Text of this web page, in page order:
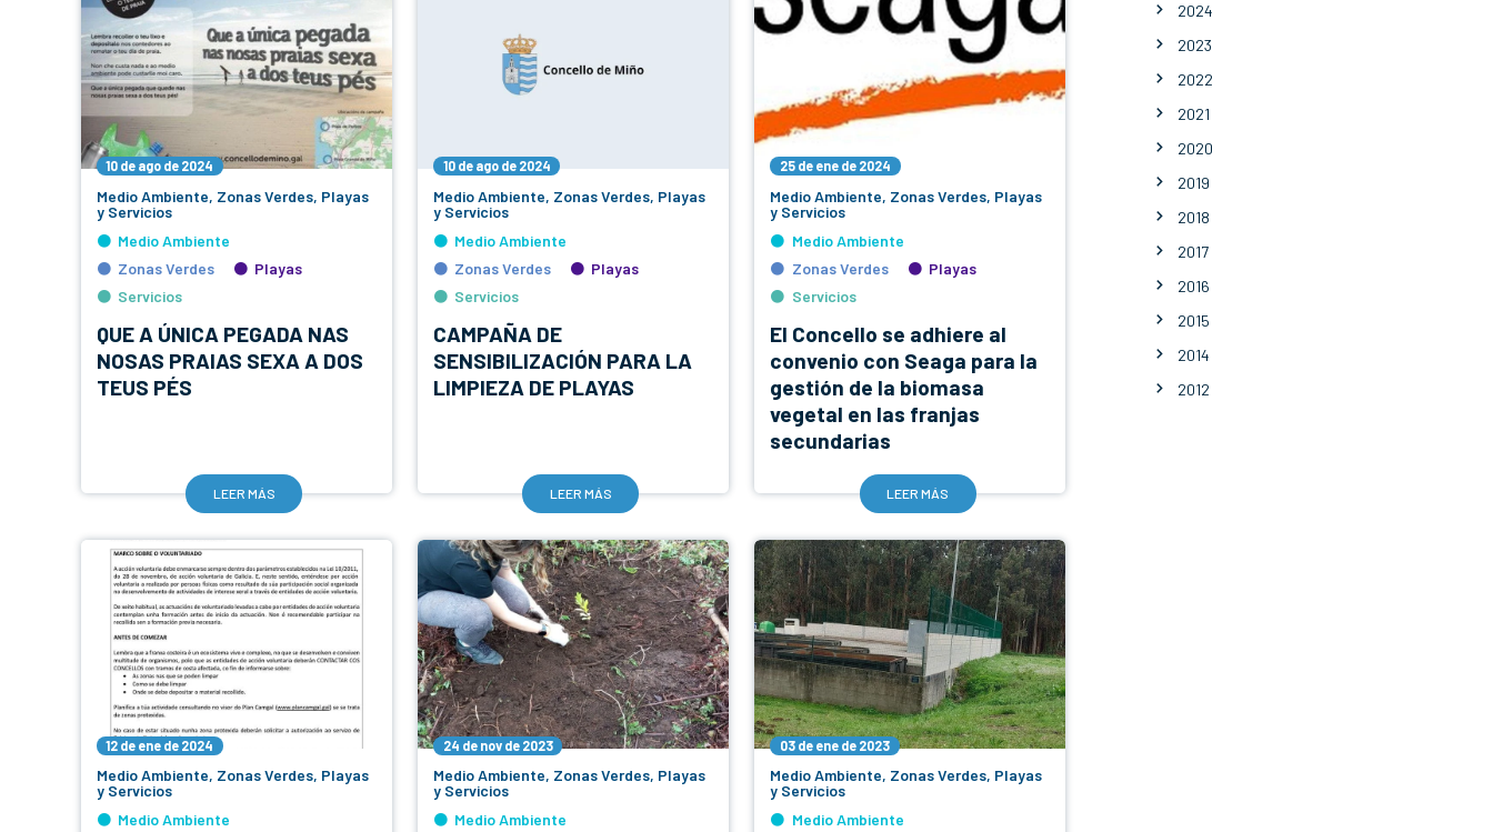
10 de ago de 2024
Medio Ambiente, Zonas Verdes, Playas
y Servicios
Medio Ambiente
Zonas Verdes
Playas
Servicios
QUE A ÚNICA PEGADA NAS
NOSAS PRAIAS SEXA A DOS
TEUS PÉS
LEER MÁS
10 de ago de 2024
Medio Ambiente, Zonas Verdes, Playas
y Servicios
Medio Ambiente
Zonas Verdes
Playas
Servicios
CAMPAÑA DE
SENSIBILIZACIÓN PARA LA
LIMPIEZA DE PLAYAS
LEER MÁS
25 de ene de 2024
Medio Ambiente, Zonas Verdes, Playas
y Servicios
Medio Ambiente
Zonas Verdes
Playas
Servicios
El Concello se adhiere al
convenio con Seaga para la
gestión de la biomasa
vegetal en las franjas
secundarias
LEER MÁS
12 de ene de 2024
Medio Ambiente, Zonas Verdes, Playas
y Servicios
Medio Ambiente
24 de nov de 2023
Medio Ambiente, Zonas Verdes, Playas
y Servicios
Medio Ambiente
03 de ene de 2023
Medio Ambiente, Zonas Verdes, Playas
y Servicios
Medio Ambiente
2024
2023
2022
2021
2020
2019
2018
2017
2016
2015
2014
2012